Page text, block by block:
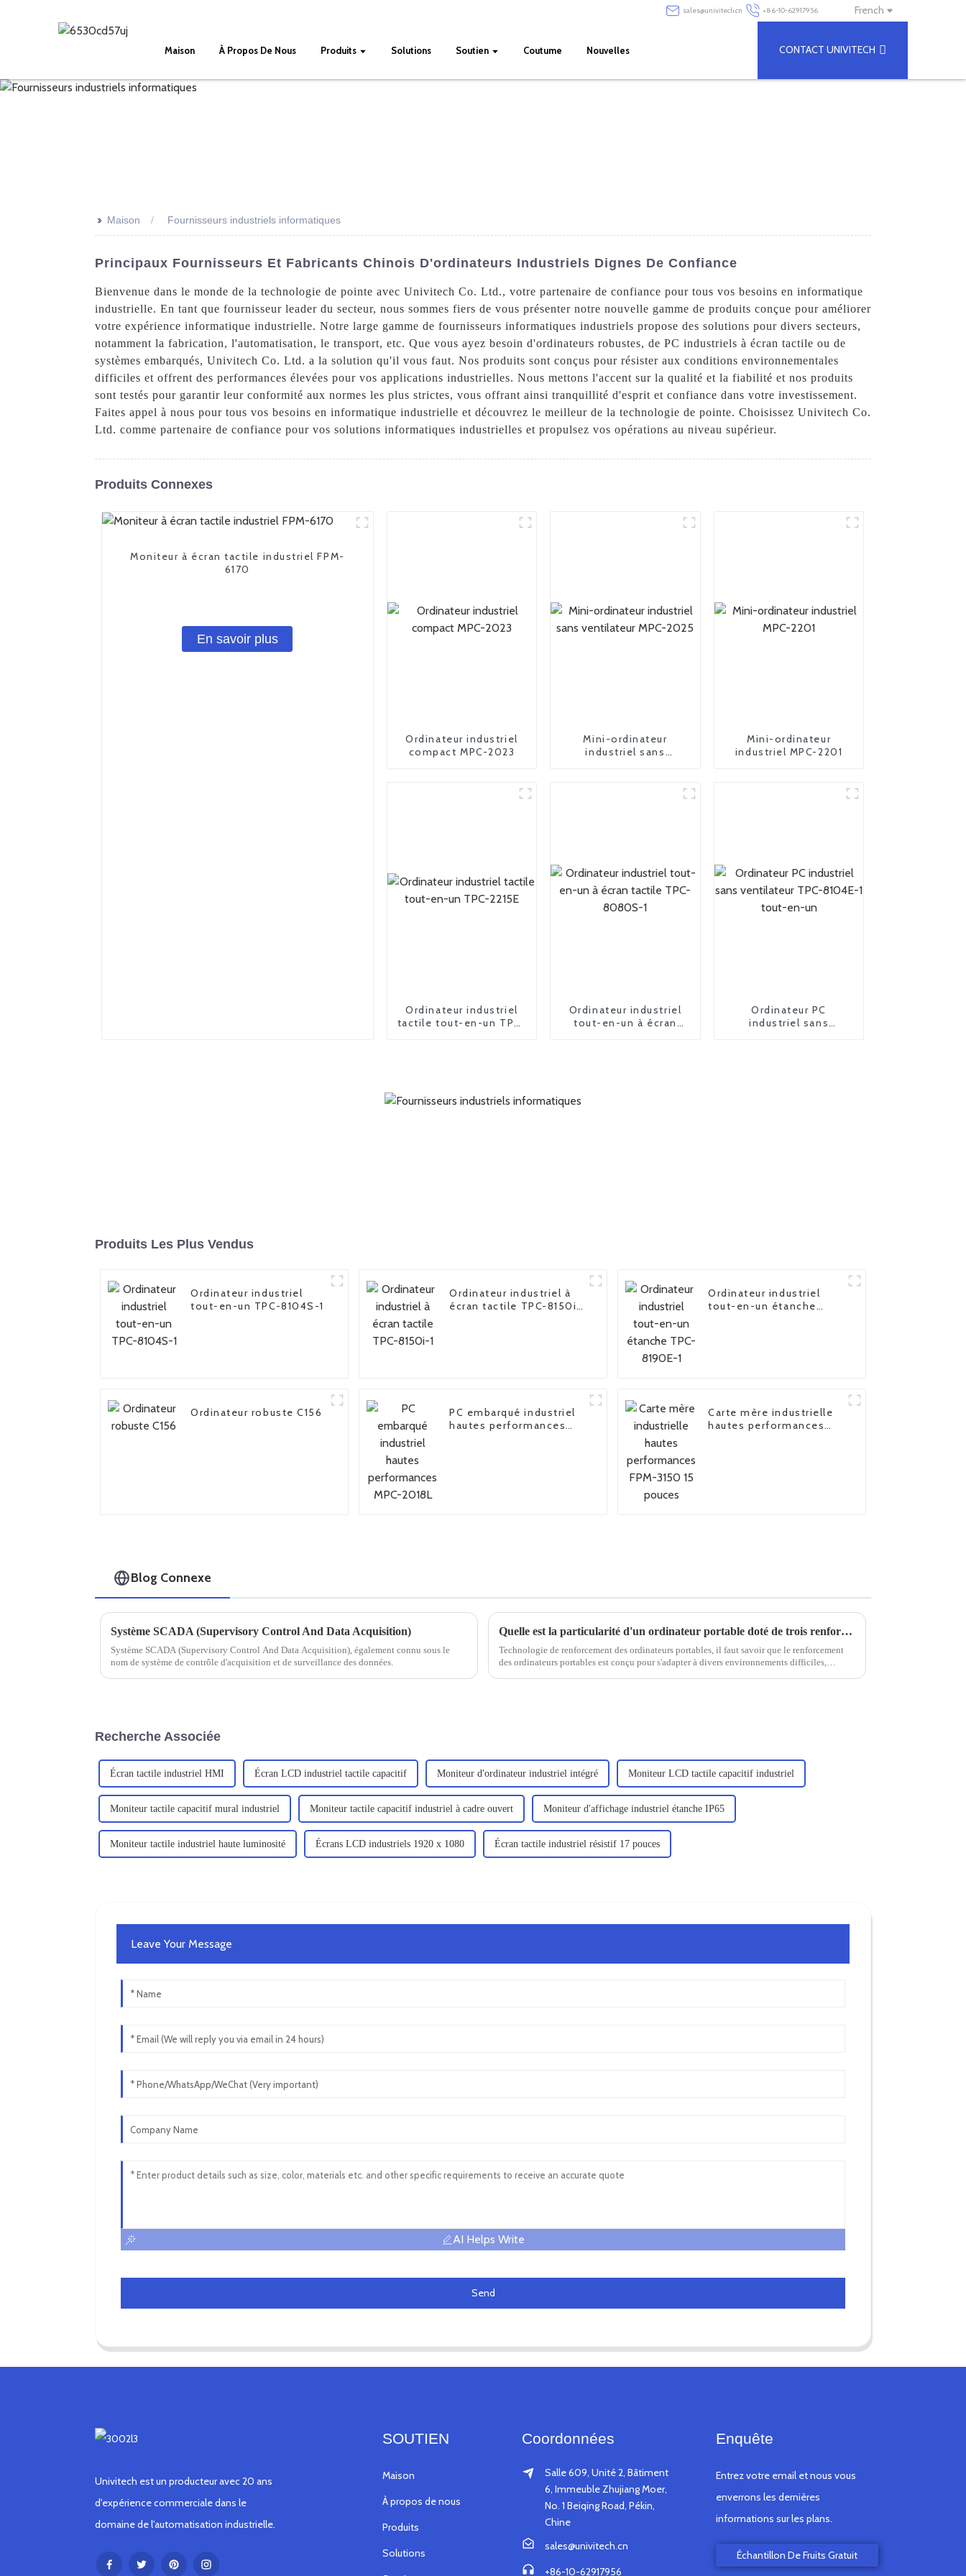
sales@univitech.cn +86-10-62917956 French
Maison À Propos De Nous Produits Solutions Soutien Coutume Nouvelles CONTACT UNIVITECH
>> Maison Fournisseurs industriels informatiques
Principaux Fournisseurs Et Fabricants Chinois D'ordinateurs Industriels Dignes De Confiance
Bienvenue dans le monde de la technologie de pointe avec Univitech Co. Ltd., votre partenaire de confiance pour tous vos besoins en informatique
industrielle. En tant que fournisseur leader du secteur, nous sommes fiers de vous présenter notre nouvelle gamme de produits conçue pour améliorer
votre expérience informatique industrielle. Notre large gamme de fournisseurs informatiques industriels propose des solutions pour divers secteurs,
notamment la fabrication, l'automatisation, le transport, etc. Que vous ayez besoin d'ordinateurs robustes, de PC industriels à écran tactile ou de
systèmes embarqués, Univitech Co. Ltd. a la solution qu'il vous faut. Nos produits sont conçus pour résister aux conditions environnementales
difficiles et offrent des performances élevées pour vos applications industrielles. Nous mettons l'accent sur la qualité et la fiabilité et nos produits
sont testés pour garantir leur conformité aux normes les plus strictes, vous offrant ainsi tranquillité d'esprit et confiance dans votre investissement.
Faites appel à nous pour tous vos besoins en informatique industrielle et découvrez le meilleur de la technologie de pointe. Choisissez Univitech Co.
Ltd. comme partenaire de confiance pour vos solutions informatiques industrielles et propulsez vos opérations au niveau supérieur.
Produits Connexes
Moniteur à écran tactile industriel FPM-
6170
En savoir plus
Ordinateur industriel
compact MPC-2023
Mini-ordinateur
industriel sans
Mini-ordinateur
industriel MPC-2201
Ordinateur industriel
tactile tout-en-un TPC-
Ordinateur industriel
tout-en-un à écran
Ordinateur PC
industriel sans
Produits Les Plus Vendus
Ordinateur industriel
tout-en-un TPC-8104S-1
Ordinateur industriel à
écran tactile TPC-8150i-
Ordinateur industriel
tout-en-un étanche
Ordinateur robuste C156
PC embarqué industriel
hautes performances
Carte mère industrielle
hautes performances
Blog Connexe
Système SCADA (Supervisory Control And Data Acquisition)
Système SCADA (Supervisory Control And Data Acquisition), également connu sous le
nom de système de contrôle d'acquisition et de surveillance des données.
Quelle est la particularité d'un ordinateur portable doté de trois renforts de défense
Technologie de renforcement des ordinateurs portables, il faut savoir que le renforcement
des ordinateurs portables est conçu pour s'adapter à divers environnements difficiles,
Recherche Associée
Écran tactile industriel HMI Écran LCD industriel tactile capacitif Moniteur d'ordinateur industriel intégré Moniteur LCD tactile capacitif industriel
Moniteur tactile capacitif mural industriel Moniteur tactile capacitif industriel à cadre ouvert Moniteur d'affichage industriel étanche IP65
Moniteur tactile industriel haute luminosité Écrans LCD industriels 1920 x 1080 Écran tactile industriel résistif 17 pouces
Leave Your Message
AI Helps Write
Send
Univitech est un producteur avec 20 ans
d'expérience commerciale dans le
domaine de l'automatisation industrielle.
SOUTIEN
Maison
À propos de nous
Produits
Solutions
Coordonnées
Salle 609, Unité 2, Bâtiment
6, Immeuble Zhujiang Moer,
No. 1 Beiqing Road, Pékin,
Chine
sales@univitech.cn
+86-10-62917956
Enquête
Entrez votre email et nous vous
enverrons les dernières
informations sur les plans.
Échantillon De Fruits Gratuit